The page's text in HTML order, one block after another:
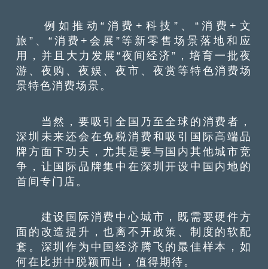
例如推动“消费+科技”、“消费+文
旅”、“消费+会展”等新零售场景落地和应
用，并且大力发展“夜间经济”，培育一批夜
游、夜购、夜娱、夜市、夜赏等特色消费场
景特色消费场景。
当然，要吸引全国乃至全球的消费者，
深圳未来还会在免税消费和吸引国际高端品
牌方面下功夫，尤其是要与国内其他城市竞
争，让国际品牌集中在深圳开设中国内地的
首间专门店。
建设国际消费中心城市，既需要硬件方
面的改造提升，也离不开政策、制度的软配
套。深圳作为中国经济腾飞的最佳样本，如
何在比拼中脱颖而出，值得期待。